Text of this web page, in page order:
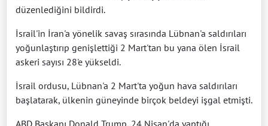
düzenlediğini bildirdi.
İsrail'in İran'a yönelik savaş sırasında Lübnan'a saldırıları
yoğunlaştırıp genişlettiği 2 Mart'tan bu yana ölen İsrail
askeri sayısı 28'e yükseldi.
İsrail ordusu, Lübnan'a 2 Mart'ta yoğun hava saldırıları
başlatarak, ülkenin güneyinde birçok beldeyi işgal etmişti.
ABD Başkanı Donald Trump, 24 Nisan'da yaptığı